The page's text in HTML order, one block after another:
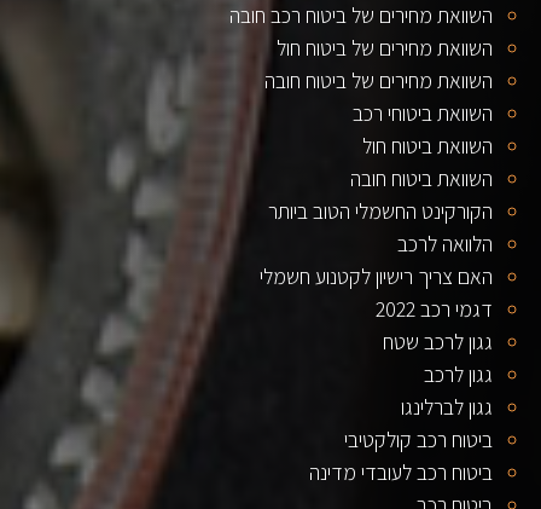
השוואת מחירים של ביטוח רכב חובה
השוואת מחירים של ביטוח חול
השוואת מחירים של ביטוח חובה
השוואת ביטוחי רכב
השוואת ביטוח חול
השוואת ביטוח חובה
הקורקינט החשמלי הטוב ביותר
הלוואה לרכב
האם צריך רישיון לקטנוע חשמלי
דגמי רכב 2022
גגון לרכב שטח
גגון לרכב
גגון לברלינגו
ביטוח רכב קולקטיבי
ביטוח רכב לעובדי מדינה